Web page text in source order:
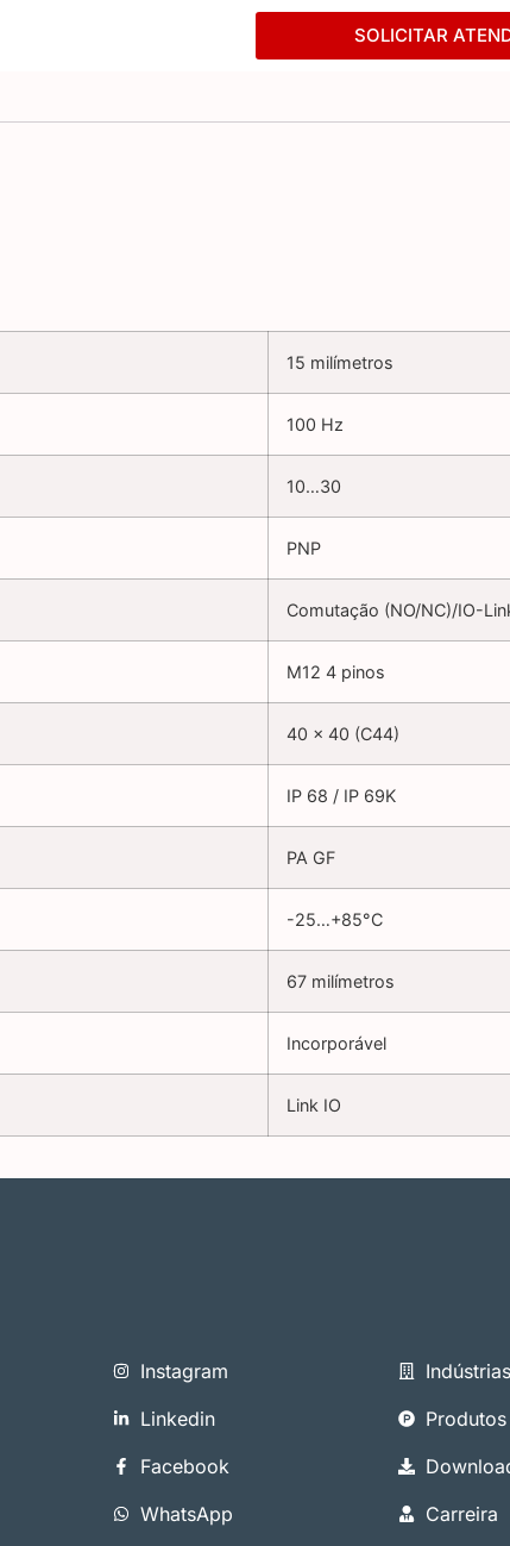
SOLICITAR
15 milímetros
100 Hz
10…30
PNP
Comutação (NO/NC)/IO-
M12 4 pinos
40 x 40 (C44)
IP 68 / IP 69K
PA GF
-25…+85°C
67 milímetros
Incorporável
Link IO
Instagram
Linkedin
Facebook
WhatsApp
Indústrias
Produtos
Carreira